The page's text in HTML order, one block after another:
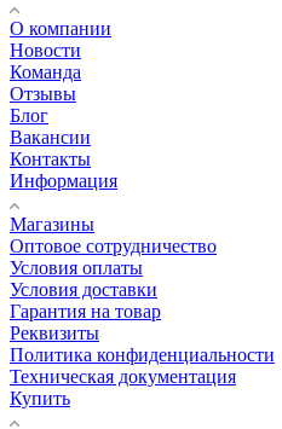
О компании
Новости
Команда
Отзывы
Блог
Вакансии
Контакты
Информация
Магазины
Оптовое сотрудничество
Условия оплаты
Условия доставки
Гарантия на товар
Реквизиты
Политика конфиденциальности
Техническая документация
Купить